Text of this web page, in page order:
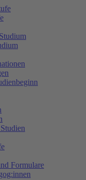
Formulare